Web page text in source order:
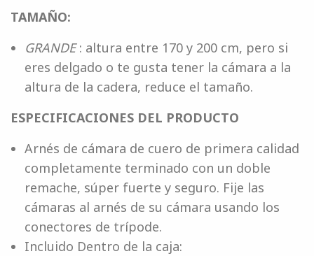
TAMAÑO:
GRANDE: altura entre 170 y 200 cm, pero si
eres delgado o te gusta tener la cámara a la
altura de la cadera, reduce el tamaño.
ESPECIFICACIONES DEL PRODUCTO
Arnés de cámara de cuero de primera calidad
completamente terminado con un doble
remache, súper fuerte y seguro. Fije las
cámaras al arnés de su cámara usando los
conectores de trípode.
Incluido Dentro de la caja: